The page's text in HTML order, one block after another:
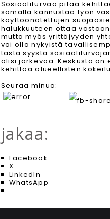
Sosiaaliturvaa pitää
samalla kannustaa työn
käyttöönotettujen
halukkuuteen ottaa
mutta myös yrittäjyyden
voi olla nykyistä
tästä syystä
olisi järkevää. Keskusta
kehittää alueellisten
Seuraa minua:
jakaa:
Facebook
X
LinkedIn
WhatsApp